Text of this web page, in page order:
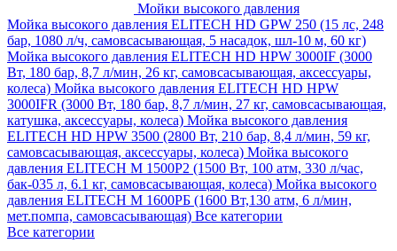
Мойки высокого давления
Мойка высокого давления ELITECH HD GPW 250 (15 лс, 248
бар, 1080 л/ч, самовсасывающая, 5 насадок, шл-10 м, 60 кг)
Мойка высокого давления ELITECH HD HPW 3000IF (3000
Вт, 180 бар, 8,7 л/мин, 26 кг, самовсасывающая, аксессуары,
колеса) Мойка высокого давления ELITECH HD HPW
3000IFR (3000 Вт, 180 бар, 8,7 л/мин, 27 кг, самовсасывающая,
катушка, аксессуары, колеса) Мойка высокого давления
ELITECH HD HPW 3500 (2800 Вт, 210 бар, 8,4 л/мин, 59 кг,
самовсасывающая, аксессуары, колеса) Мойка высокого
давления ELITECH M 1500P2 (1500 Вт, 100 атм, 330 л/час,
бак-035 л, 6.1 кг, самовсасывающая, колеса) Мойка высокого
давления ELITECH М 1600РБ (1600 Вт,130 атм, 6 л/мин,
мет.помпа, самовсасывающая) Все категории
Все категории